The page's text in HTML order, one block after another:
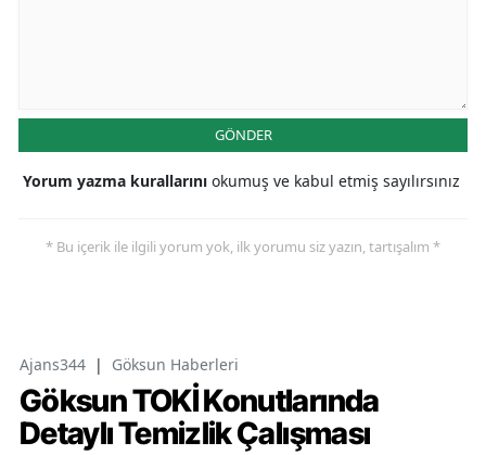
GÖNDER
Yorum yazma kurallarını okumuş ve kabul etmiş sayılırsınız
* Bu içerik ile ilgili yorum yok, ilk yorumu siz yazın, tartışalım *
Ajans344 | Göksun Haberleri
Göksun TOKİ Konutlarında
Detaylı Temizlik Çalışması